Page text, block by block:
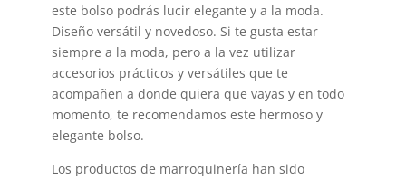
este bolso podrás lucir elegante y a la moda.
Diseño versátil y novedoso. Si te gusta estar
siempre a la moda, pero a la vez utilizar
accesorios prácticos y versátiles que te
acompañen a donde quiera que vayas y en todo
momento, te recomendamos este hermoso y
elegante bolso.
Los productos de marroquinería han sido